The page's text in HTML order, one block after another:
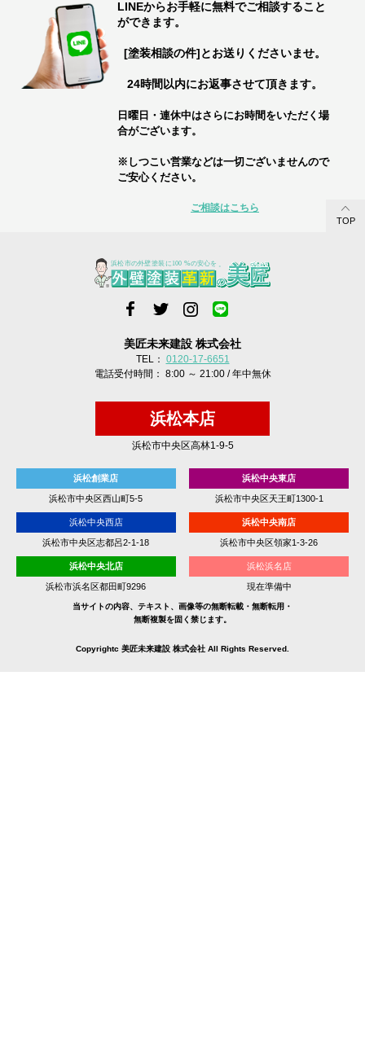
LINEからお手軽に無料でご相談すること
ができます。
[塗装相談の件]とお送りくださいませ。
24時間以内にお返事させて頂きます。
日曜日・連休中はさらにお時間をいただく場
合がございます。
※しつこい営業などは一切ございませんので
ご安心ください。
ご相談はこちら
TOP
美匠未来建設 株式会社
TEL： 0120-17-6651
電話受付時間： 8:00 ～ 21:00 / 年中無休
浜松本店
浜松市中央区高林1-9-5
浜松創業店
浜松市中央区西山町5-5
浜松中央東店
浜松市中央区天王町1300-1
浜松中央西店
浜松市中央区志都呂2-1-18
浜松中央南店
浜松市中央区領家1-3-26
浜松中央北店
浜松市浜名区都田町9296
浜松浜名店
現在準備中
当サイトの内容、テキスト、画像等の無断転載・無断転用・
無断複製を固く禁じます。
Copyrightc 美匠未来建設 株式会社 All Rights Reserved.